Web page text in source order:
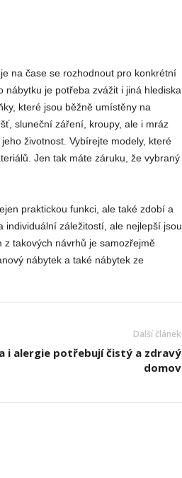
na čase se rozhodnout pro konkrétní
je potřeba zvážit i jiná hlediska
které jsou běžně umístěny na
sluneční záření, kroupy, ale i mráz
životnost. Vybírejte modely, které
Jen tak máte záruku, že vybraný
praktickou funkci, ale také zdobí a
individuální záležitostí, ale nejlepší jsou
takových návrhů je samozřejmě
nábytek a také nábytek ze
Další článek
i alergie potřebují čistý a zdravý
domov